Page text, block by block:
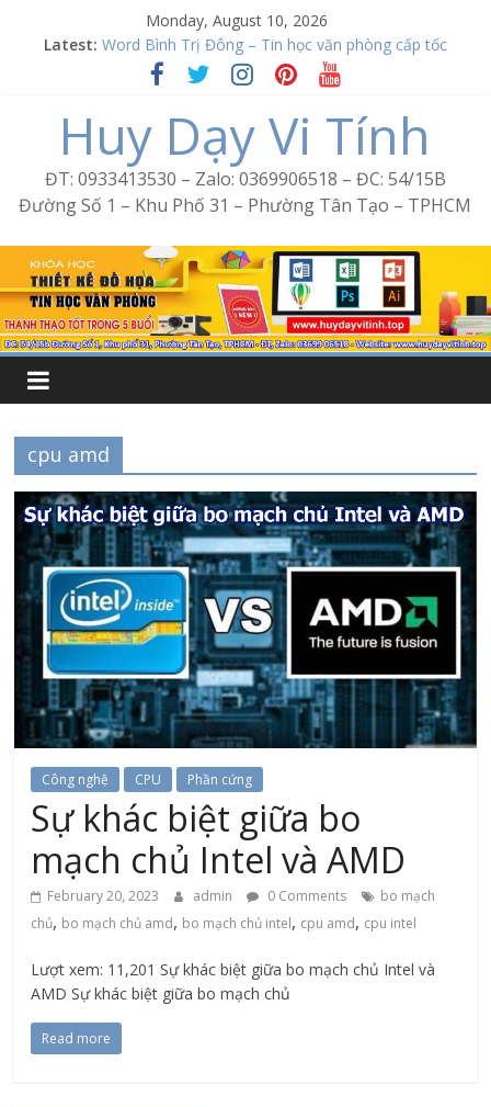
Monday, August 10, 2026
Latest: Excel Bình Trị Đông – Vi tính văn phòng cấp tốc
Word Bình Trị Đông – Tin học văn phòng cấp tốc
Học Corel Tân Tạo
Cách tạo USB Boot bằng Ventoy
Khóa học Photoshop tại Tân Tạo
Huy Dạy Vi Tính
ĐT: 0933413530 – Zalo: 0369906518 – ĐC: 54/15B
Đường Số 1 – Khu Phố 31 – Phường Tân Tạo – TPHCM
cpu amd
Công nghệ CPU Phần cứng
Sự khác biệt giữa bo
mạch chủ Intel và AMD
February 20, 2023 admin 0 Comments
bo mạch
chủ, bo mạch chủ amd, bo mạch chủ intel, cpu amd, cpu intel
Lượt xem: 11,201 Sự khác biệt giữa bo mạch chủ Intel và
AMD Sự khác biệt giữa bo mạch chủ
Read more